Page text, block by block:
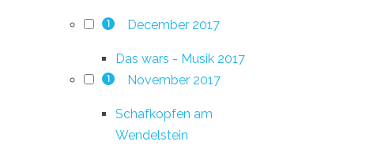
1 December 2017
Das wars - Musik 2017
1 November 2017
Schafkopfen am
Wendelstein